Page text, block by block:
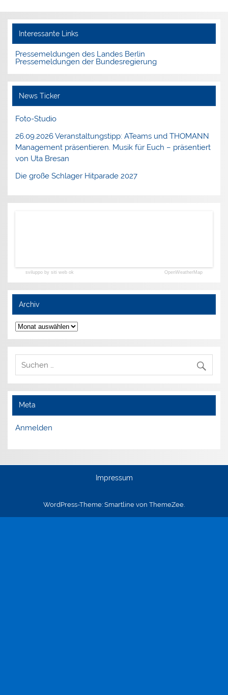
Interessante Links
Pressemeldungen des Landes Berlin
Pressemeldungen der Bundesregierung
News Ticker
Foto-Studio
26.09.2026 Veranstaltungstipp: ATeams und THOMANN
Management präsentieren. Musik für Euch – präsentiert
von Uta Bresan
Die große Schlager Hitparade 2027
sviluppo by siti web ok OpenWeatherMap
Archiv
Archiv
Meta
Anmelden
Impressum
WordPress-Theme: Smartline von ThemeZee.